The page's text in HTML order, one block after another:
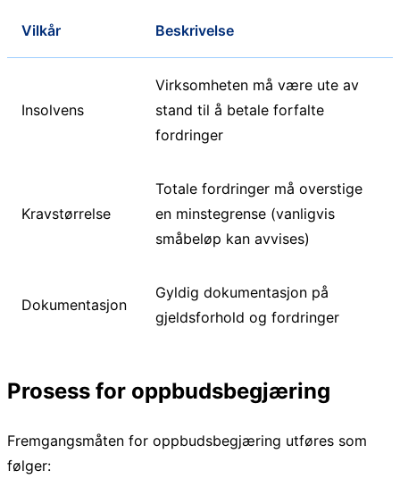
Vilkår Beskrivelse
Insolvens
Virksomheten må være ute av
stand til å betale forfalte
fordringer
Kravstørrelse
Totale fordringer må overstige
en minstegrense (vanligvis
småbeløp kan avvises)
Dokumentasjon
Gyldig dokumentasjon på
gjeldsforhold og fordringer
Prosess for oppbudsbegjæring
Fremgangsmåten for oppbudsbegjæring utføres som
følger: